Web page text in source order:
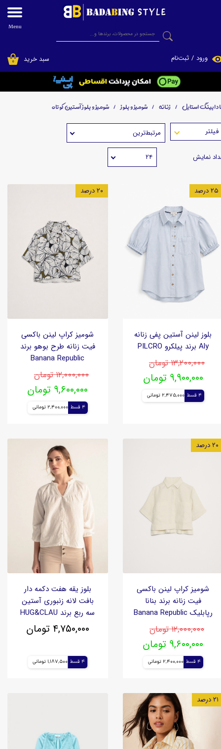
۰ سبد خرید ورود / ثبت‌نام
تغییر گذر واژه
سفارشات
خروج از حساب کاربری
Menu
استایل زنانه شومیز و بلوز شومیز و بلوز آستین کوتاه
مرتبط‌ترین
نمایش ۲۴
بلوز لینن آستین پفی زنانه
Aly برند پیلکرو PILCRO
۱۳,۲۰۰,۰۰۰ تومان
۹,۹۰۰,۰۰۰ تومان
4 قسط 2,475,000 تومانی
۲۵ درصد
شومیز کراپ لینن باکسی
فیت زنانه طرح بوهو برند
Banana Republic
۱۲,۰۰۰,۰۰۰ تومان
۹,۶۰۰,۰۰۰ تومان
4 قسط 2,400,000 تومانی
۲۰ درصد
شومیز کراپ لینن باکسی
فیت زنانه برند بنانا
رپابلیک Banana Republic
۱۲,۰۰۰,۰۰۰ تومان
۹,۶۰۰,۰۰۰ تومان
4 قسط 2,400,000 تومانی
۲۰ درصد
بلوز یقه هفت دکمه دار
بافت لانه زنبوری آستین
سه ربع برند HUG&CLAU
۴,۷۵۰,۰۰۰ تومان
4 قسط 1,187,500 تومانی
۲۱ درصد
فروشگاه اینترنتی پوشاک بادابینگ استایل